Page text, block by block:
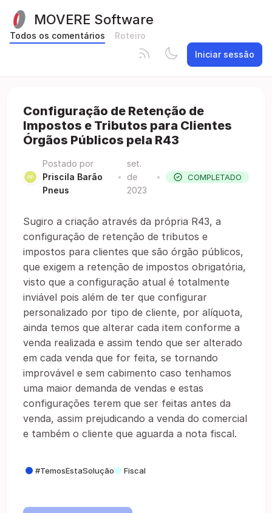
MOVERE Software
Todos os comentários
Roteiro
Iniciar sessão
Configuração de Retenção de
Impostos e Tributos para Clientes
Órgãos Públicos pela R43
Postado por
Priscila Barão
Pneus
•
set.
de
2023
• COMPLETADO
Sugiro a criação através da própria R43, a
configuração de retenção de tributos e
impostos para clientes que são órgão públicos,
que exigem a retenção de impostos obrigatória,
visto que a configuração atual é totalmente
inviável pois além de ter que configurar
personalizado por tipo de cliente, por alíquota,
ainda temos que alterar cada item conforme a
venda realizada e assim tendo que ser alterado
em cada venda que for feita, se tornando
improvável e sem cabimento caso tenhamos
uma maior demanda de vendas e estas
configurações terem que ser feitas antes da
venda, assim prejudicando a venda do comercial
e também o cliente que aguarda a nota fiscal.
#TemosEstaSolução Fiscal